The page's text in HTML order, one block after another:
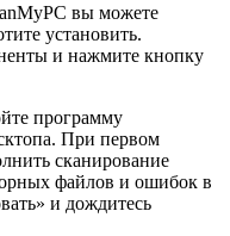
вы можете
установить.
и нажмите кнопку
программу
При первом
сканирование
файлов и ошибок в
и дождитесь